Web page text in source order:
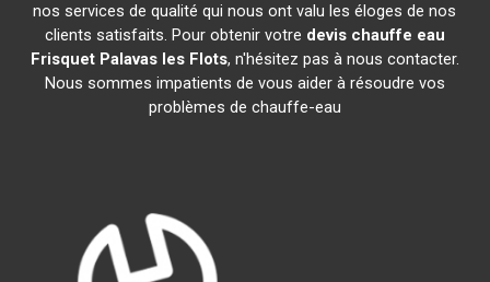
nos services de qualité qui nous ont valu les éloges de nos
clients satisfaits. Pour obtenir votre devis chauffe eau
Frisquet Palavas les Flots, n'hésitez pas à nous contacter.
Nous sommes impatients de vous aider à résoudre vos
problèmes de chauffe-eau